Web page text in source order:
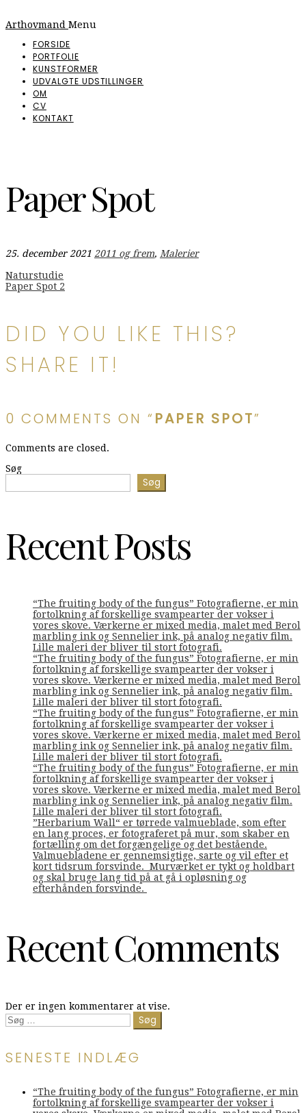
Arthovmand Menu
FORSIDE
PORTFOLIE
KUNSTFORMER
UDVALGTE UDSTILLINGER
OM
CV
KONTAKT
Paper Spot
25. december 2021 2011 og frem, Malerier
Indlægsnavigation
Naturstudie
Paper Spot 2
DID YOU LIKE THIS?
SHARE IT!
0 COMMENTS ON “ PAPER SPOT”
Comments are closed.
Søg
Søg
Recent Posts
“The fruiting body of the fungus” Fotografierne, er min
fortolkning af forskellige svampearter der vokser i
vores skove. Værkerne er mixed media, malet med Berol
marbling ink og Sennelier ink, på analog negativ film.
Lille maleri der bliver til stort fotografi.
“The fruiting body of the fungus” Fotografierne, er min
fortolkning af forskellige svampearter der vokser i
vores skove. Værkerne er mixed media, malet med Berol
marbling ink og Sennelier ink, på analog negativ film.
Lille maleri der bliver til stort fotografi.
“The fruiting body of the fungus” Fotografierne, er min
fortolkning af forskellige svampearter der vokser i
vores skove. Værkerne er mixed media, malet med Berol
marbling ink og Sennelier ink, på analog negativ film.
Lille maleri der bliver til stort fotografi.
“The fruiting body of the fungus” Fotografierne, er min
fortolkning af forskellige svampearter der vokser i
vores skove. Værkerne er mixed media, malet med Berol
marbling ink og Sennelier ink, på analog negativ film.
Lille maleri der bliver til stort fotografi.
”Herbarium Wall“ er tørrede valmueblade, som efter
en lang proces, er fotograferet på mur, som skaber en
fortælling om det forgængelige og det bestående.
Valmuebladene er gennemsigtige, sarte og vil efter et
kort tidsrum forsvinde. Murværket er tykt og holdbart
og skal bruge lang tid på at gå i opløsning og
efterhånden forsvinde.
Recent Comments
Der er ingen kommentarer at vise.
Søg
efter:
SENESTE INDLÆG
“The fruiting body of the fungus” Fotografierne, er min
fortolkning af forskellige svampearter der vokser i